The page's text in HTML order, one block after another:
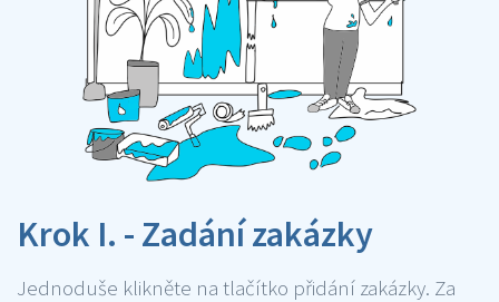
Krok I. - Zadání zakázky
Jednoduše klikněte na tlačítko přidání zakázky. Za